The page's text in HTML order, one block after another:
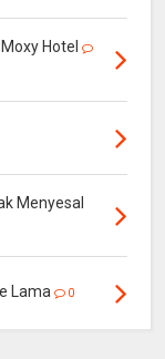
Hotel
Menyesal
Lama 0